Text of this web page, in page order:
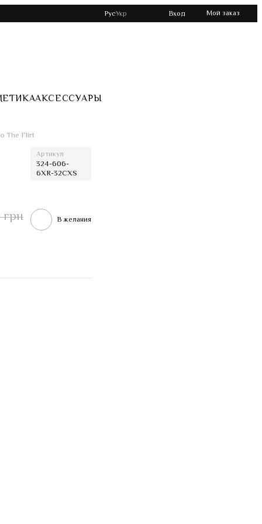
РусУкр Вход Мой заказ
АКСЕССУАРЫ
The Flirt
Артикул
324-606-
6XR-32CXS
грн В желания